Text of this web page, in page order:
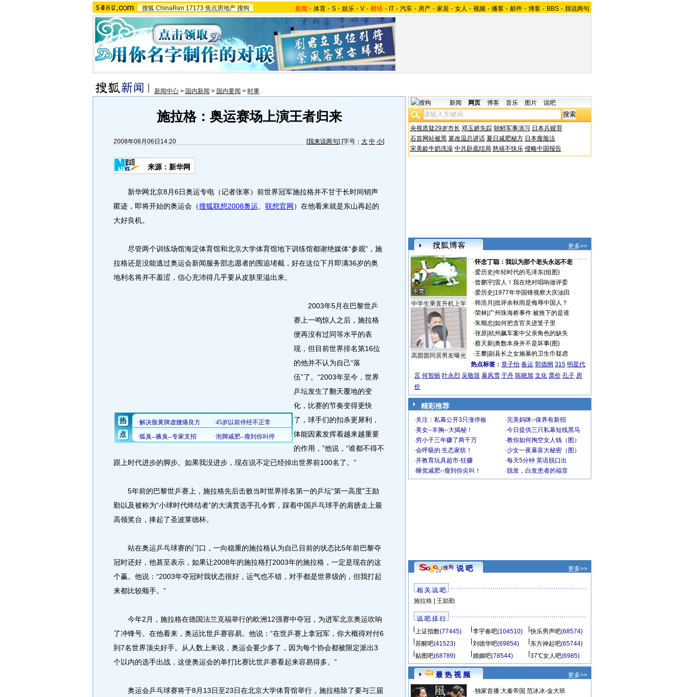
搜狐 ChinaRen 17173 焦点房地产 搜狗 新闻 - 体育 - S - 娱乐 - V - 财经 - IT - 汽车 - 房产 - 家居 - 女人 - 视频 - 播客 - 邮件 - 博客 - BBS - 我说两句
新闻中心 > 国内新闻 > 国内要闻 > 时事
施拉格：奥运赛场上演王者归来
2008年08月06日14:20 [我来说两句] [字号： 大 中 小]
来源：新华网
新华网北京8月6日奥运专电（记者张寒）前世界冠军施拉格并不甘于长时间销声
匿迹，即将开始的奥运会（搜狐联想2008奥运 联想官网 ）在他看来就是东山再起的
大好良机。
尽管两个训练场馆海淀体育馆和北京大学体育馆地下训练馆都谢绝媒体“参观”，施
拉格还是没能逃过奥运会新闻服务部志愿者的围追堵截，好在这位下月即满36岁的奥
地利名将并不羞涩，信心充沛得几乎要从皮肤里溢出来。
2003年5月在巴黎世乒
赛上一鸣惊人之后，施拉格
便再没有过同等水平的表
现，但目前世界排名第16位
的他并不认为自己“落
伍”了。“2003年至今，世界
乒坛发生了翻天覆地的变
化，比赛的节奏变得更快
了，球手们的扣杀更犀利，
体能因素发挥着越来越重要
的作用，”他说，“谁都不得不
跟上时代进步的脚步。如果我没进步，现在说不定已经掉出世界前100名了。”
5年前的巴黎世乒赛上，施拉格先后击败当时世界排名第一的乒坛“第一高度”王励
勤以及被称为“小球时代终结者”的大满贯选手孔令辉，踩着中国乒乓球手的肩膀走上最
高领奖台，捧起了圣波莱德杯。
站在奥运乒乓球赛的门口，一向稳重的施拉格认为自己目前的状态比5年前巴黎夺
冠时还好，他甚至表示，如果让2008年的施拉格打2003年的施拉格，一定是现在的这
个赢。他说：“2003年夺冠时我状态很好，运气也不错，对手都是世界级的，但我打起
来都比较顺手。”
今年2月，施拉格在德国法兰克福举行的欧洲12强赛中夺冠，为进军北京奥运吹响
了冲锋号。在他看来，奥运比世乒赛容易。他说：“在世乒赛上拿冠军，你大概得对付6
到7名世界顶尖好手。从人数上来说，奥运会要少多了，因为每个协会都被限定派出3
个以内的选手出战，这使奥运会的单打比赛比世乒赛看起来容易得多。”
奥运会乒乓球赛将于8月13日至23日在北京大学体育馆举行，施拉格除了要与三届
新闻 网页 博客 音乐 图片 说吧
央视质疑29岁市长 邓玉娇失踪 朝鲜军事演习 日本兵赎罪
石首网站被黑 篡改温总讲话 夏日减肥秘方 日本瘦脸法
宋美龄牛奶洗澡 中共卧底结局 慈禧不快乐 侵略中国报告
更多>>
中学生乘直升机上学
高圆圆同居男友曝光
·怀念丁聪：我以为那个老头永远不老
·爱历史 年轻时代的毛泽东(组图)
·曾鹏宇| 雷人！我在绝对唱响做评委
·爱历史 1977年华国锋视察大庆油田
·韩浩月 批评余秋雨是侮辱中国人？
·荣林| 广州珠海桥事件:被推下的是谁
·朱顺忠 如何把贪官关进笼子里
·张原| 杭州飙车案中父亲角色的缺失
·蔡天新| 奥数本身并不是坏事(图)
·王攀| 副县长之女施暴的卫生巾疑虑
热点标签： 章子怡 春运 郭德纲 315 明星代
言 何智丽 叶永烈 吴敬琏 暴风雪 于丹 陈晓旭 文化 票价 孔子 房
价
精彩推荐
·关注：私幕公开3只涨停板 ·完美妈咪--保养有新招
·美女--丰胸--大揭秘！ ·今日提供三只私幕短线黑马
·穷小子三年赚了两千万 ·教你如何掏空女人钱（图）
·会呼吸的 生态家纺！ ·少女一夜暴富大秘密（图）
·开教育玩具超市-狂赚 ·每天5分钟 英语脱口出
·睡觉减肥--瘦到你尖叫！ · 脱发，白发患者的福音
说 吧 更多>>
相 关 说 吧
施拉格| 王励勤
说 吧 排 行
上证指数(77445) 李宇春吧(104510) 快乐男声吧(68574)
苏醒吧(41523) 刘德华吧(69854) 东方神起吧(65744)
贴图吧(68789) 婚姻吧(78544) 37℃女人吧(6985)
最 热 视 频 更多>>
·独家首播:大秦帝国 范冰冰-金大班